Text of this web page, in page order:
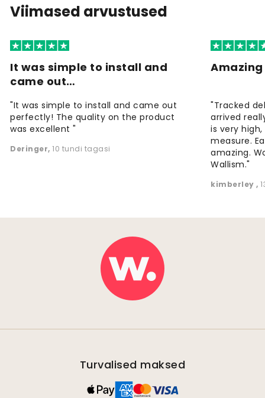
Viimased arvustused
It was simple to install and
came out…
"It was simple to install and came out
perfectly! The quality on the product
was excellent "
Deringer, 10 tundi tagasi
"Tracked
arrived
is very
measure.
amazing.
Wallism."
kimberley,
Turvalised maksed